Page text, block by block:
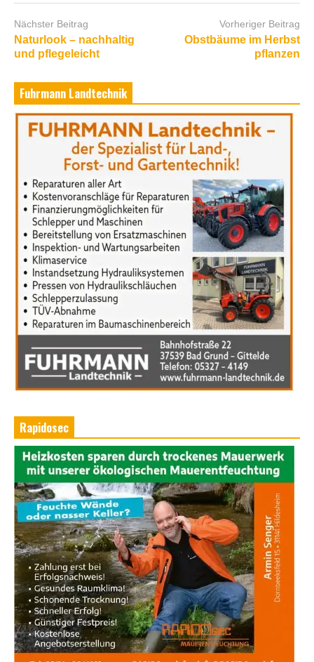
Nächster Beitrag
Naturlook – nachhaltig
und pflegeleicht
Vorheriger Beitrag
Obstbäume im Herbst
pflanzen
Fuhrmann Landtechnik
Rapidosec